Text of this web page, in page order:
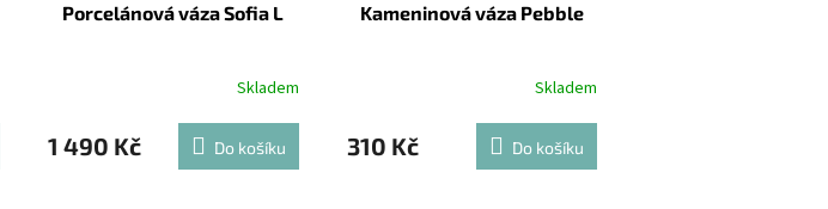
Porcelánová váza Sofia L
Skladem
1 490 Kč Do košíku
Kameninová váza Pebble
Skladem
310 Kč Do košíku